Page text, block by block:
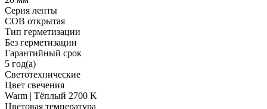
Серия ленты
COB открытая
Тип герметизации
Без герметизации
Гарантийный срок
5 год(а)
Светотехнические
Цвет свечения
Warm | Тёплый 2700 K
Цветовая температура